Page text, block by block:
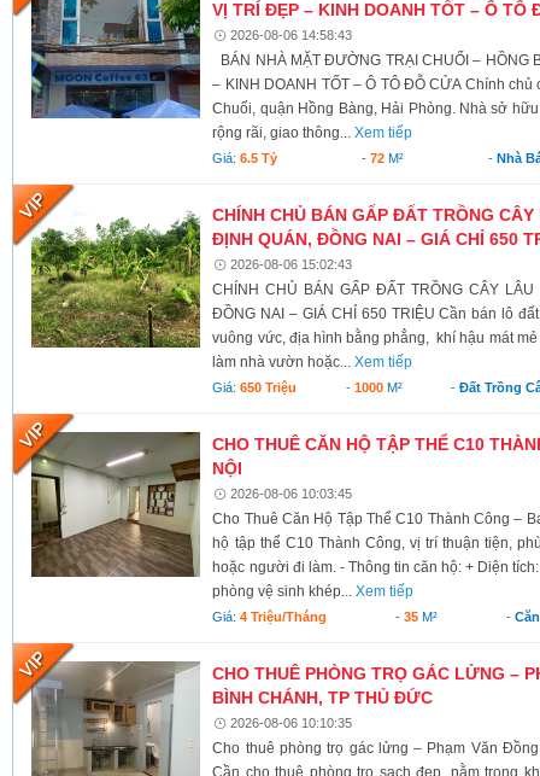
VỊ TRÍ ĐẸP – KINH DOANH TỐT – Ô TÔ
2026-08-06 14:58:43
BÁN NHÀ MẶT ĐƯỜNG TRẠI CHUỐI – HỒNG
– KINH DOANH TỐT – Ô TÔ ĐỖ CỬA Chính
Chuối, quận Hồng Bàng, Hải Phòng. Nhà sở
rộng rãi, giao thông...Xem tiếp
Giá:6.5 Tỷ -72 M² - Nhà
CHÍNH CHỦ BÁN GẤP ĐẤT TRỒNG
ĐỊNH QUÁN, ĐỒNG NAI – GIÁ CHỈ 650
2026-08-06 15:02:43
CHÍNH CHỦ BÁN GẤP ĐẤT TRỒNG CÂY LÂU
ĐỒNG NAI – GIÁ CHỈ 650 TRIỆU Cần bán lô
vuông vức, địa hình bằng phẳng, khí hậu mát
làm nhà vườn hoặc...Xem tiếp
Giá:650 Triệu - 1000M² -Đất Trồng
CHO THUÊ CĂN HỘ TẬP THỂ C10
NỘI
2026-08-06 10:03:45
Cho Thuê Căn Hộ Tập Thể C10 Thành Công –
hộ tập thể C10 Thành Công, vị trí thuận tiện,
hoặc người đi làm. - Thông tin căn hộ: + Diện
phòng vệ sinh khép...Xem tiếp
Giá:4 Triệu/tháng -35 M² -
CHO THUÊ PHÒNG TRỌ GÁC LỬNG –
BÌNH CHÁNH, TP THỦ ĐỨC
2026-08-06 10:10:35
Cho thuê phòng trọ gác lửng – Phạm Văn
Cần cho thuê phòng trọ sạch đẹp, nằm trong